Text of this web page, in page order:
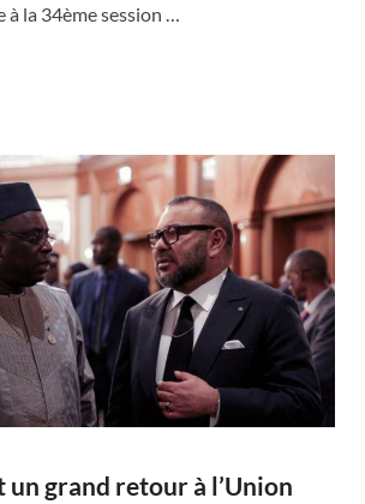
la 34ème session …
un grand retour à l’Union